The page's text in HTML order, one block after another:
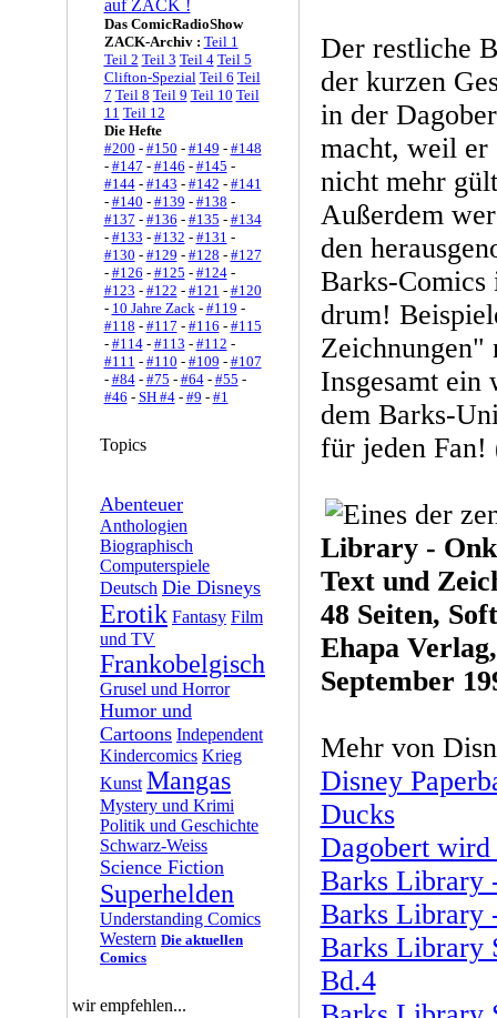
Das ComicRadioShow
ZACK-Archiv : Teil 1
Teil 2 Teil 3 Teil 4 Teil 5
Clifton-Spezial Teil 6 Teil
7 Teil 8 Teil 9 Teil 10 Teil
11 Teil 12
Die Hefte
#200 - #150 - #149 - #148
- #147 - #146 - #145 -
#144- #143 - #142 - #141
- #140 - #139 - #138 -
#137 - #136 - #135 - #134
- #133 - #132 - #131 -
#130 - #129 - #128 - #127
- #126 - #125 - #124-
#123 - #122 - #121 - #120
- 10 Jahre Zack- #119 -
#118 - #117 - #116 - #115
- #114- #113 - #112 -
#111 - #110 - #109 - #107
- #84- #75 - #64- #55 -
#46 - SH #4- #9 - #1
Topics
Abenteuer
Anthologien
Biographisch
Computerspiele
Deutsch Die Disneys
Erotik Fantasy Film
und TV
Frankobelgisch
Grusel und Horror
Humor und
Cartoons Independent
Kindercomics Krieg
Kunst Mangas
Mystery und Krimi
Politik und Geschichte
Schwarz-Weiss
Science Fiction
Superhelden
Understanding Comics
Western Die aktuellen
Comics
wir empfehlen...
Der restliche
der kurzen
in der
macht, weil er
nicht mehr
Außerdem
den
Barks-
drum!
Zeichnungen"
Insgesamt ein
dem Barks-
für jeden Fan!
Library -
Text und
48 Seiten,
Ehapa
September
Mehr von
Disney
Ducks
Dagobert wird
Barks Library
Barks Library
Barks Library
Bd.4